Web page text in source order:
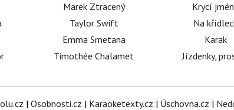
Marek Ztracený
Taylor Swift
Emma Smetana
Timothée Chalamet
Krycí
Na
Karak
Jízdenky,
| Osobnosti.cz | Karaoketexty.cz | Úschovna.cz |